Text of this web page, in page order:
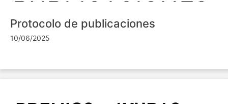
Protocolo de publicaciones
10/06/2025